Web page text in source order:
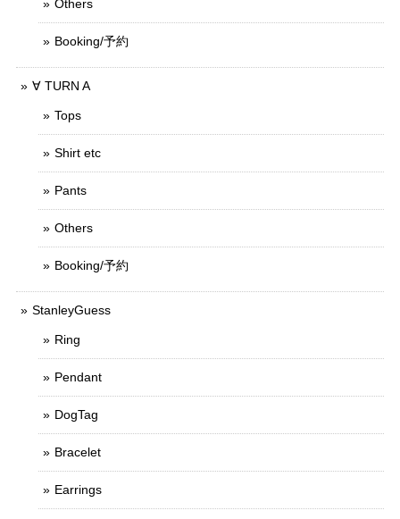
Others
Booking/予約
∀ TURN A
Tops
Shirt etc
Pants
Others
Booking/予約
StanleyGuess
Ring
Pendant
DogTag
Bracelet
Earrings